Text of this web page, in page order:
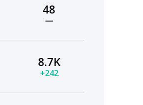
48
—
8.7K
+242